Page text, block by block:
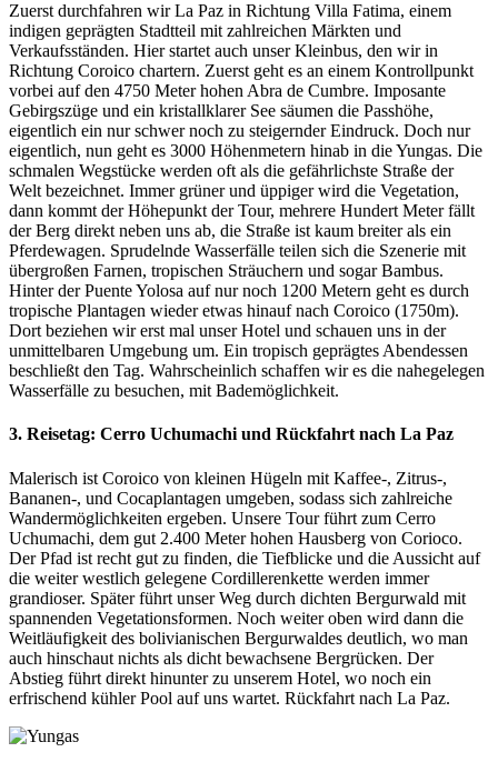
Zuerst durchfahren wir La Paz in Richtung Villa Fatima, einem
indigen geprägten Stadtteil mit zahlreichen Märkten und
Verkaufsständen. Hier startet auch unser Kleinbus, den wir in
Richtung Coroico chartern. Zuerst geht es an einem Kontrollpunkt
vorbei auf den 4750 Meter hohen Abra de Cumbre. Imposante
Gebirgszüge und ein kristallklarer See säumen die Passhöhe,
eigentlich ein nur schwer noch zu steigernder Eindruck. Doch nur
eigentlich, nun geht es 3000 Höhenmetern hinab in die Yungas. Die
schmalen Wegstücke werden oft als die gefährlichste Straße der
Welt bezeichnet. Immer grüner und üppiger wird die Vegetation,
dann kommt der Höhepunkt der Tour, mehrere Hundert Meter fällt
der Berg direkt neben uns ab, die Straße ist kaum breiter als ein
Pferdewagen. Sprudelnde Wasserfälle teilen sich die Szenerie mit
übergroßen Farnen, tropischen Sträuchern und sogar Bambus.
Hinter der Puente Yolosa auf nur noch 1200 Metern geht es durch
tropische Plantagen wieder etwas hinauf nach Coroico (1750m).
Dort beziehen wir erst mal unser Hotel und schauen uns in der
unmittelbaren Umgebung um. Ein tropisch geprägtes Abendessen
beschließt den Tag. Wahrscheinlich schaffen wir es die nahegelegen
Wasserfälle zu besuchen, mit Bademöglichkeit.
3. Reisetag: Cerro Uchumachi und Rückfahrt nach La Paz
Malerisch ist Coroico von kleinen Hügeln mit Kaffee-, Zitrus-,
Bananen-, und Cocaplantagen umgeben, sodass sich zahlreiche
Wandermöglichkeiten ergeben. Unsere Tour führt zum Cerro
Uchumachi, dem gut 2.400 Meter hohen Hausberg von Corioco.
Der Pfad ist recht gut zu finden, die Tiefblicke und die Aussicht auf
die weiter westlich gelegene Cordillerenkette werden immer
grandioser. Später führt unser Weg durch dichten Bergurwald mit
spannenden Vegetationsformen. Noch weiter oben wird dann die
Weitläufigkeit des bolivianischen Bergurwaldes deutlich, wo man
auch hinschaut nichts als dicht bewachsene Bergrücken. Der
Abstieg führt direkt hinunter zu unserem Hotel, wo noch ein
erfrischend kühler Pool auf uns wartet. Rückfahrt nach La Paz.